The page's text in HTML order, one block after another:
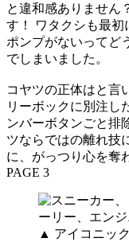
と違和感ありません
す！ ワタクシも最初
ポンプがないってど
でしまいました。
コヤツの正体はと言
リーボックに別注し
ンバーボタンごと排
ツならではの離れ技
に、がっつり心を奪
PAGE 3
▲ アイコニッ